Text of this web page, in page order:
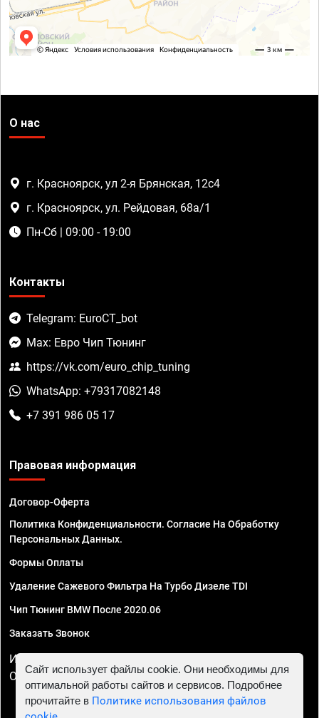
О нас
г. Красноярск, ул 2-я Брянская, 12с4
г. Красноярск, ул. Рейдовая, 68а/1
Пн-Сб | 09:00 - 19:00
Контакты
Telegram: EuroCT_bot
Max: Евро Чип Тюнинг
https://vk.com/euro_chip_tuning
WhatsApp: +79317082148
+7 391 986 05 17
Правовая информация
Договор-Оферта
Политика Конфиденциальности. Согласие На Обработку
Персональных Данных.
Формы Оплаты
Удаление Сажевого Фильтра На Турбо Дизеле TDI
Чип Тюнинг BMW После 2020.06
Заказать Звонок
ИП Смирнов Георгий Павлович. ИНН 781302555843,
ОГРНИП 324470400032610
Сайт использует файлы cookie. Они необходимы для
оптимальной работы сайтов и сервисов. Подробнее
прочитайте в Политике использования файлов